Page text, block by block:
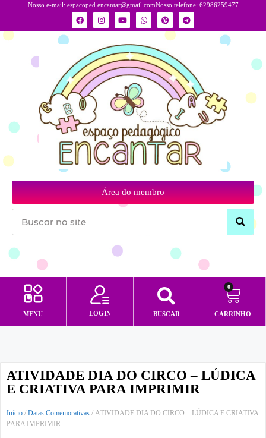
Nosso e-mail: espacoped.encantar@gmail.comNosso telefone: 62986259477
Área do membro
MENU LOGIN BUSCAR
0
CARRINHO
ATIVIDADE DIA DO CIRCO – LÚDICA
E CRIATIVA PARA IMPRIMIR
Início / Datas Comemorativas / ATIVIDADE DIA DO CIRCO – LÚDICA E CRIATIVA
PARA IMPRIMIR